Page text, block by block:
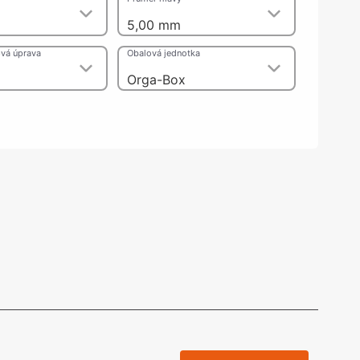
nohy, Nábytkové nohy a
nastavení
kování
kluzáky a kolečka
5,00 mm
úprava
Orga-Box
Obalová jednotka